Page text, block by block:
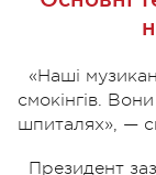
«Наші
смокінгів.
шпиталях», —
Президент